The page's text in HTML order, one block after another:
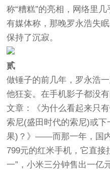
称“糟糕”的亮相，网络里几
有媒体称，那晚罗永浩失
保持了沉寂。
贰
做锤子的前几年，罗永浩一
他狂妄。在手机影子都没
文章：《为什么看起来只
索尼(盛田时代的索尼)或
果)？》——而那一年，国
799元的红米手机，它直接
一”，小米三分钟售出一亿